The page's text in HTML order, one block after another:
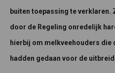
buiten toepassing te verklaren.
door de Regeling onredelijk
hierbij om melkveehouders die
hadden gedaan voor de